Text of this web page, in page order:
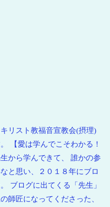
リスト教福音宣教会(摂理)
【愛は学んでこそわかる！
から学んできて、 誰かの参
と思い、２０１８年にブロ
ブログに出てくる「先生」
師匠になってくださった、